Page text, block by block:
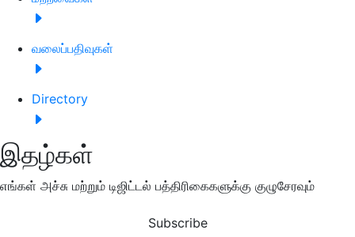
வலைப்பதிவுகள்
Directory
இதழ்கள்
எங்கள் அச்சு மற்றும் டிஜிட்டல் பத்திரிகைகளுக்கு குழுசேரவும்
Subscribe